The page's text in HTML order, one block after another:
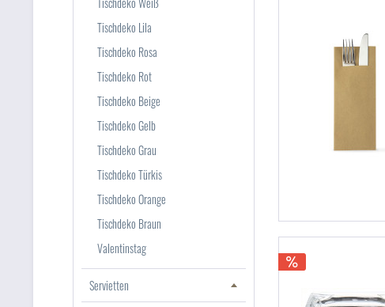
Tischdeko Lila
Tischdeko Rosa
Tischdeko Rot
Tischdeko Beige
Tischdeko Gelb
Tischdeko Grau
Tischdeko Türkis
Tischdeko Orange
Tischdeko Braun
Valentinstag
Servietten